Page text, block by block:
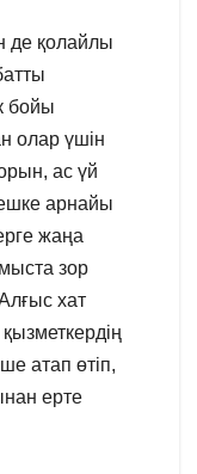
де қолайлы
бойы
олар үшін
ас үй
арнайы
жаңа
зор
хат
атап өтіп,
ерте